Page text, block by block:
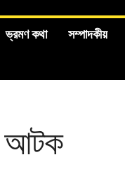
ভ্রমণ কথা সম্পাদকীয়
আটক